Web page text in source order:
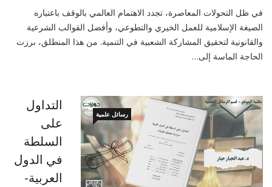
في ظل التحولات المعاصرة، تجدد الاهتمام العالمي بالوقف باعتباره
الصيغة الإسلامية للعمل الخيري والتطوعي، وأفضل القوالب الشرعية
والقانونية لتحقيق المشاركة الشعبية في التنمية. من هذا المنطلق، برزت
الحاجة الماسة إلى…
رسائل علمية
التداول
على
السلطة
في الدول
العربية-